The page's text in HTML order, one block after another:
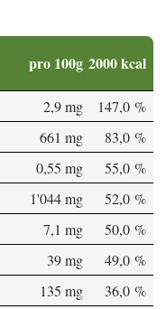
pro 100g 2000 kcal
2,9 mg
147,0 %
661 mg
83,0 %
0,55 mg
55,0 %
1'044 mg
52,0 %
7,1 mg
50,0 %
39 mg
49,0 %
135 mg
36,0 %